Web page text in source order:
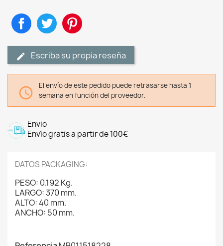
CompartirTuitear
Escriba su propia reseña

El envío de este pedido puede retrasarse hasta 1
semana en función del proveedor.
Envio
Envío gratis a partir de 100€
DATOS PACKAGING:
PESO: 0.192 Kg.
LARGO: 370 mm.
ALTO: 40 mm.
ANCHO: 50 mm.